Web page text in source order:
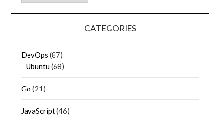
CATEGORIES
DevOps (87)
Ubuntu(68)
Go (21)
JavaScript(46)